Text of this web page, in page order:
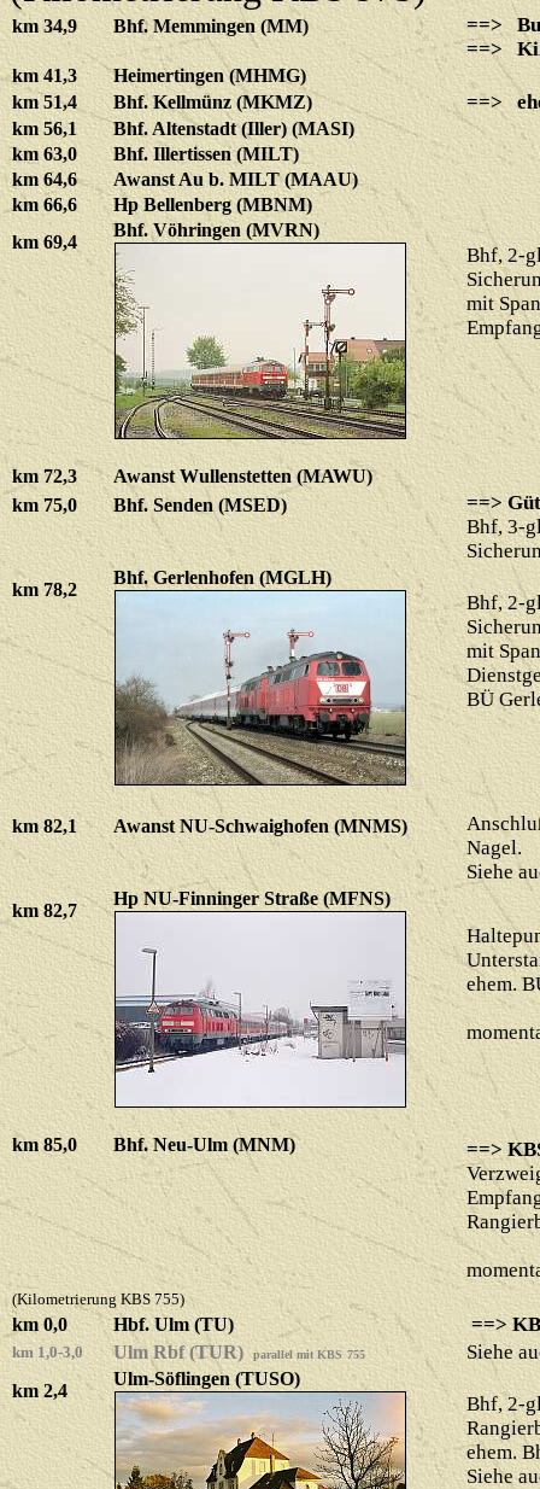
km 34,9 Bhf. Memmingen (MM)
==>
==>
km 41,3
Heimertingen (MHMG)
km 51,4
Bhf. Kellmünz (MKMZ) ==>
km 56,1
Bhf. Altenstadt (Iller) (MASI)
km 63,0
Bhf. Illertissen (MILT)
km 64,6
Awanst Au b. MILT (MAAU)
km 66,6
Hp Bellenberg (MBNM)
km 69,4
Bhf. Vöhringen (MVRN)
Bhf, 2-
mit
km 72,3
Awanst Wullenstetten (MAWU)
km 75,0
Bhf. Senden (MSED)
==>
Bhf, 3-
km 78,2
Bhf. Gerlenhofen (MGLH)
Bhf, 2-
mit
BÜ
km 82,1 Awanst NU-Schwaighofen (MNMS)
Nagel.
Siehe
km 82,7
Hp NU-Finninger Straße (MFNS)
ehem.
km 85,0 Bhf. Neu-Ulm (MNM)
==>
(Kilometrierung KBS 755)
km 0,0 Hbf. Ulm (TU) ==>
km 1,0-3,0 Ulm Rbf (TUR)parallel mit KBS 755 Siehe
km 2,4
Ulm-Söflingen (TUSO)
Bhf, 2-
ehem.
Siehe